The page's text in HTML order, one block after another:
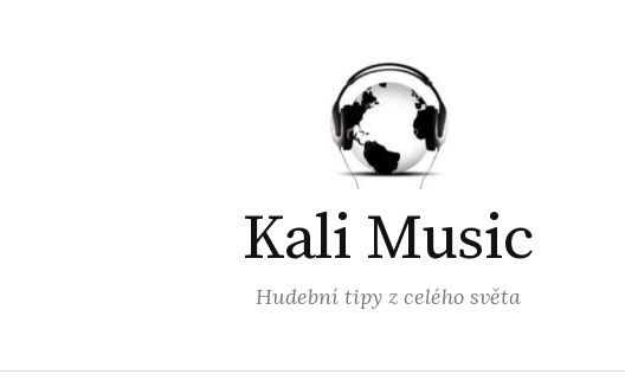
Kali Music
Hudební tipy z celého světa